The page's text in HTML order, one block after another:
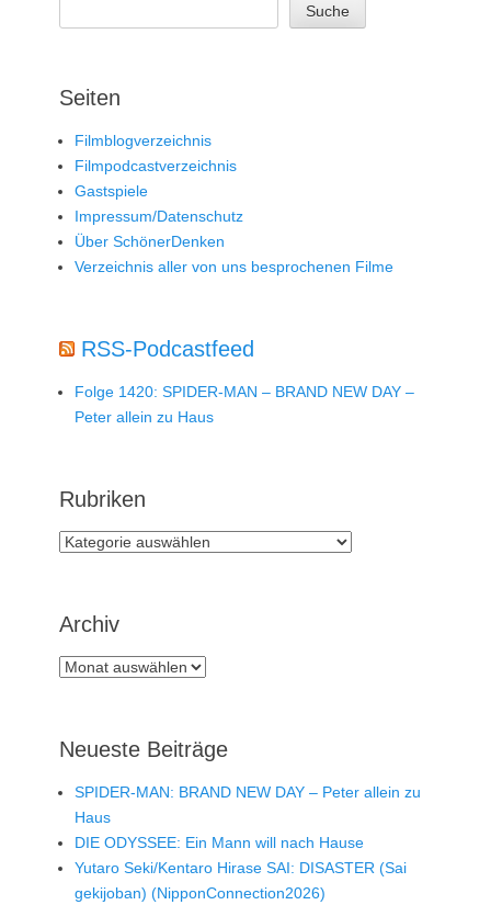
Suche
Seiten
Filmblogverzeichnis
Filmpodcastverzeichnis
Gastspiele
Impressum/Datenschutz
Über SchönerDenken
Verzeichnis aller von uns besprochenen Filme
RSS-Podcastfeed
Folge 1420: SPIDER-MAN – BRAND NEW DAY –
Peter allein zu Haus
Rubriken
Rubriken
Archiv
Archiv
Neueste Beiträge
SPIDER-MAN: BRAND NEW DAY – Peter allein zu
Haus
DIE ODYSSEE: Ein Mann will nach Hause
Yutaro Seki/Kentaro Hirase SAI: DISASTER (Sai
gekijoban) (NipponConnection2026)